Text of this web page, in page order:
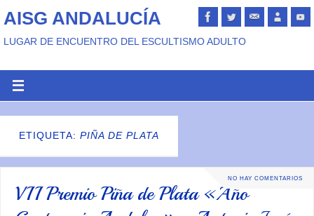
AISG ANDALUCÍA
LUGAR DE ENCUENTRO DEL ESCULTISMO ADULTO
ETIQUETA: PIÑA DE PLATA
NO HAY COMENTARIOS
VII Premio Piña de Plata «Año